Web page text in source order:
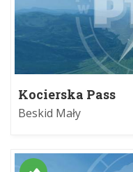
Kocierska Pass
Beskid Mały